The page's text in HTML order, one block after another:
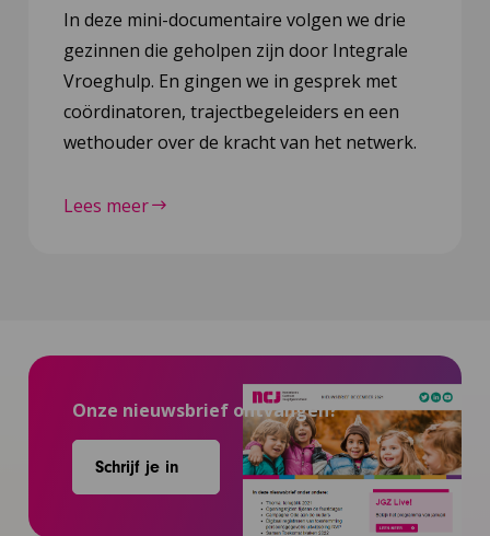
In deze mini-documentaire volgen we drie
gezinnen die geholpen zijn door Integrale
Vroeghulp. En gingen we in gesprek met
coördinatoren, trajectbegeleiders en een
wethouder over de kracht van het netwerk.
Lees meer
Onze nieuwsbrief ontvangen?
Schrijf je in